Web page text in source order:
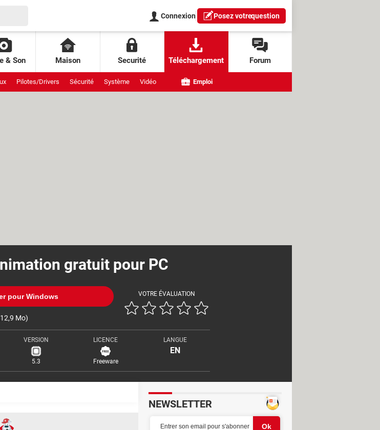
Connexion Posez votrequestion
& Son Maison Securité Téléchargement Forum
Pilotes/Drivers Sécurité Système Vidéo Emploi
gratuit pour PC
pour Windows
Mo)
VOTRE ÉVALUATION
VERSION
5.3
LICENCE
Freeware
LANGUE
EN
NEWSLETTER